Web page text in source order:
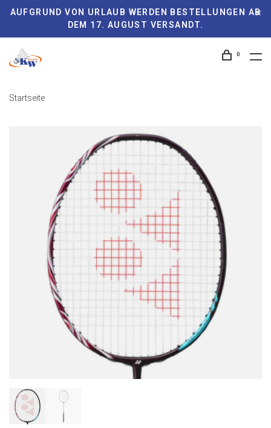
AUFGRUND VON URLAUB WERDEN BESTELLUNGEN AB
DEM 17. AUGUST VERSANDT.
0
Startseite